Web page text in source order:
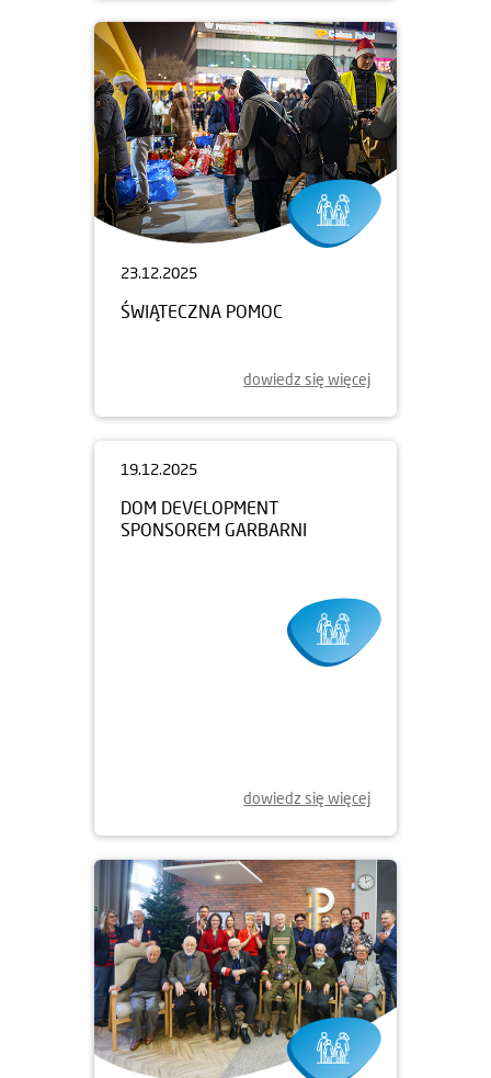
23.12.2025
ŚWIĄTECZNA POMOC
dowiedz się więcej
dowiedz się więcej